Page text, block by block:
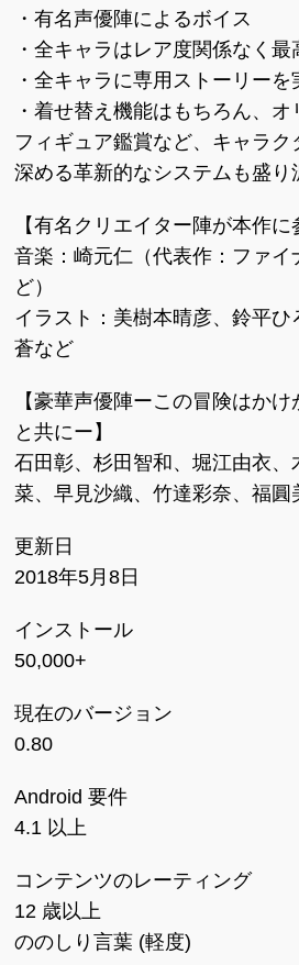
・有名声優陣によるボイス
・全キャラはレア度関係なく
・全キャラに専用ストーリーを
・着せ替え機能はもちろん、オ
フィギュア鑑賞など、キャラク
深める革新的なシステムも盛り
【有名クリエイター陣が本作に
音楽：崎元仁（代表作：ファイ
ど）
イラスト：美樹本晴彦、鈴平
蒼など
【豪華声優陣ーこの冒険はか
と共にー】
石田彰、杉田智和、堀江由衣、
菜、早見沙織、竹達彩奈、福圓
更新日
2018年5月8日
インストール
50,000+
現在のバージョン
0.80
Android 要件
4.1 以上
コンテンツのレーティング
12 歳以上
ののしり言葉 (軽度)